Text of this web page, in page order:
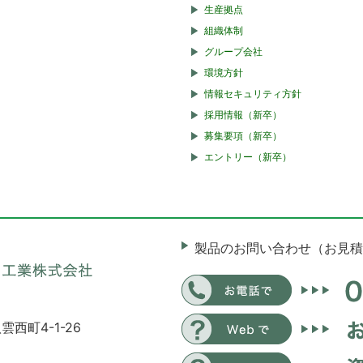
生産拠点
組織体制
グループ会社
環境方針
情報セキュリティ方針
採用情報（新卒）
募集要項（新卒）
エントリー（新卒）
西町4-1-26
製品のお問い合わせ（お見